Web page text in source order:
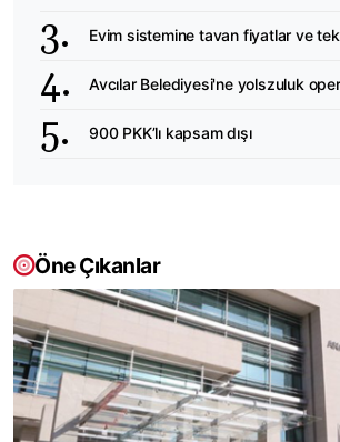
Evim sistemine tavan fiyatlar ve
Avcılar Belediyesi'ne yolszuluk
900 PKK’lı kapsam dışı
Öne Çıkanlar